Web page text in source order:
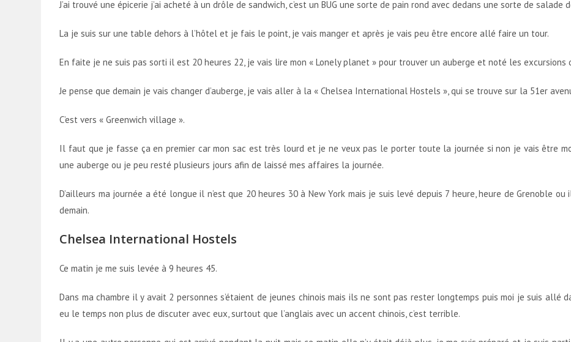
J’ai trouvé une épicerie j’ai acheté à un drôle de sandwich, c’est un BUG une sorte de pain rond avec dedans une sorte de
La je suis sur une table dehors à l’hôtel et je fais le point, je vais manger et après je vais peu être encore allé faire un tour.
En faite je ne suis pas sorti il est 20 heures 22, je vais lire mon « Lonely planet » pour trouver un auberge et noté les excursions
Je pense que demain je vais changer d’auberge, je vais aller à la « Chelsea International Hostels », qui se trouve sur la 51er
C’est vers « Greenwich village ».
Il faut que je fasse ça en premier car mon sac est très lourd et je ne veux pas le porter toute la journée si non je vais être
une auberge ou je peu resté plusieurs jours afin de laissé mes affaires la journée.
D’ailleurs ma journée a été longue il n’est que 20 heures 30 à New York mais je suis levé depuis 7 heure, heure de Grenoble
demain.
Chelsea International Hostels
Ce matin je me suis levée à 9 heures 45.
Dans ma chambre il y avait 2 personnes s’étaient de jeunes chinois mais ils ne sont pas rester longtemps puis moi je suis allé
eu le temps non plus de discuter avec eux, surtout que l’anglais avec un accent chinois, c’est terrible.